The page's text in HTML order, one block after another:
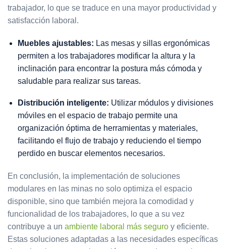
trabajador, lo que se traduce en una mayor productividad y
satisfacción laboral.
Muebles ajustables: Las mesas y sillas ergonómicas
permiten a los trabajadores modificar la altura y la
inclinación para encontrar la postura más cómoda y
saludable para realizar sus tareas.
Distribución inteligente: Utilizar módulos y divisiones
móviles en el espacio de trabajo permite una
organización óptima de herramientas y materiales,
facilitando el flujo de trabajo y reduciendo el tiempo
perdido en buscar elementos necesarios.
En conclusión, la implementación de soluciones
modulares en las minas no solo optimiza el espacio
disponible, sino que también mejora la comodidad y
funcionalidad de los trabajadores, lo que a su vez
contribuye a un ambiente laboral más seguro y eficiente.
Estas soluciones adaptadas a las necesidades específicas